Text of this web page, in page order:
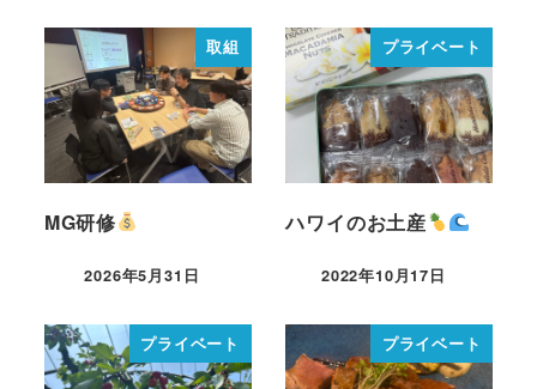
取組
MG研修
2026年5月31日
プライベート
ハワイのお土産
2022年10月17日
プライベート プライベート